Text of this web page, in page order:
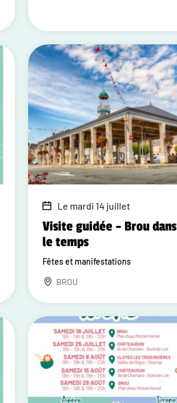
Le mardi 14 juillet
Visite guidée – Brou dans
le temps
Fêtes et manifestations
BROU